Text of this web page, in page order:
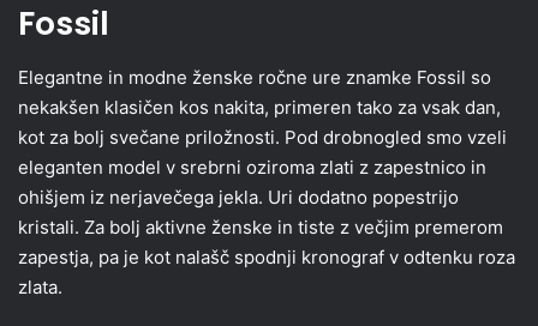
Fossil
Elegantne in modne ženske ročne ure znamke Fossil so
nekakšen klasičen kos nakita, primeren tako za vsak dan,
kot za bolj svečane priložnosti. Pod drobnogled smo vzeli
eleganten model v srebrni oziroma zlati z zapestnico in
ohišjem iz nerjavečega jekla. Uri dodatno popestrijo
kristali. Za bolj aktivne ženske in tiste z večjim premerom
zapestja, pa je kot nalašč spodnji kronograf v odtenku roza
zlata.